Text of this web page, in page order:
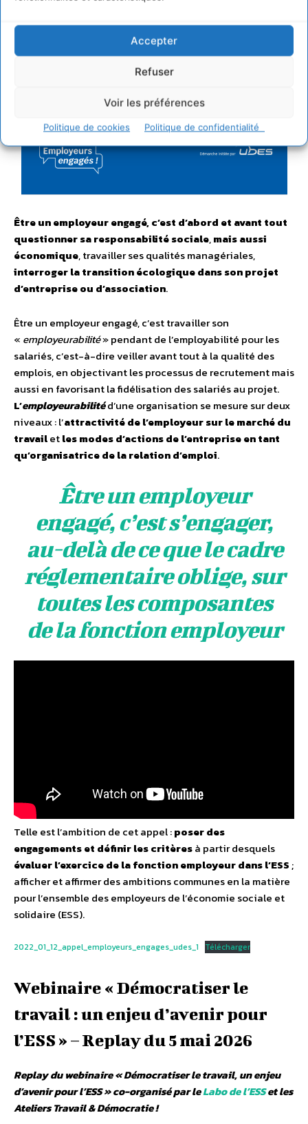
Accepter
Refuser
Voir les préférences
Politique de cookies Politique de confidentialité
Être un employeur engagé, c’est d’abord et avant tout
questionner sa responsabilité sociale,mais aussi
économique, travailler ses qualités managériales,
interroger la transition écologique dans son projet
d’entreprise ou d’association.
Être un employeur engagé, c’est travailler son
« employeurabilité» pendant de l’employabilité pour les
salariés, c’est-à-dire veiller avant tout à la qualité des
emplois, en objectivant les processus de recrutement mais
aussi en favorisant la fidélisation des salariés au projet.
L’employeurabilitéd’une organisation se mesure sur deux
niveaux : l’attractivité de l’employeur sur le marché du
travailetles modes d’actions de l’entreprise en tant
qu’organisatrice de la relation d’emploi.
Être un employeur
engagé, c’est s’engager,
au-delà de ce que le cadre
réglementaire oblige, sur
toutes les composantes
de la fonction employeur
Telle est l’ambition de cet appel :poser des
engagements et définir les critèresà partir desquels
évaluer l’exercice de la fonction employeur dans l’ESS;
afficher et affirmer des ambitions communes en la matière
pour l’ensemble des employeurs de l’économie sociale et
solidaire (ESS).
2022_01_12_appel_employeurs_engages_udes_1 Télécharger
Webinaire « Démocratiser le
travail : un enjeu d’avenir pour
l’ESS » – Replay du 5 mai 2026
Replay du webinaire « Démocratiser le travail, un enjeu
d’avenir pour l’ESS » co-organisé par leLabo de l’ESSet les
Ateliers Travail & Démocratie !